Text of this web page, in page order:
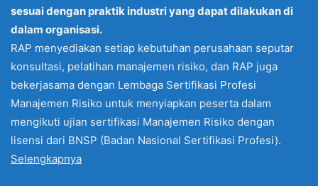
sesuai dengan praktik industri yang dapat dilakukan di
dalam organisasi.
RAP menyediakan setiap kebutuhan perusahaan seputar
konsultasi, pelatihan manajemen risiko, dan RAP juga
bekerjasama dengan Lembaga Sertifikasi Profesi
Manajemen Risiko untuk menyiapkan peserta dalam
mengikuti ujian sertifikasi Manajemen Risiko dengan
lisensi dari BNSP (Badan Nasional Sertifikasi Profesi).
Selengkapnya